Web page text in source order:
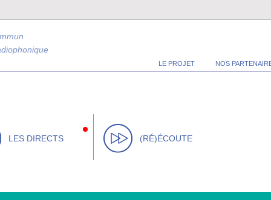
LE PROJET NOS
LES DIRECTS (RÉ)ÉCOUTE